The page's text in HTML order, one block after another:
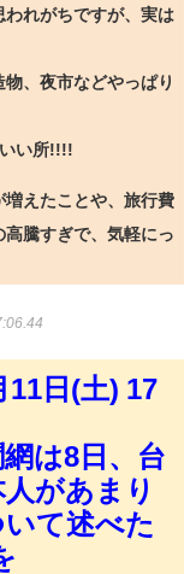
われがちですが、実は
、夜市などやっぱり
い所!!!!
えたことや、旅行費
騰すぎで、気軽にっ
日(土) 17
は8日、台
があまり
て述べた